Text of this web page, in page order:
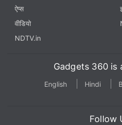
ऐप्स
वीडियो
NDTV.in
Gadgets 360 is
English Hindi
Follow